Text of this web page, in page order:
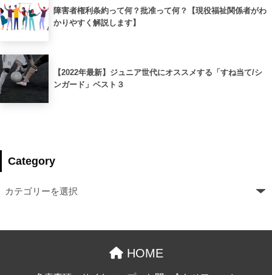
障害者権利条約って何？批准って何？【現役福祉関係者がわ
かりやすく解説します】
【2022年最新】ジュニア世代にオススメする「すね当て/シ
ンガード」ベスト３
Category
HOME